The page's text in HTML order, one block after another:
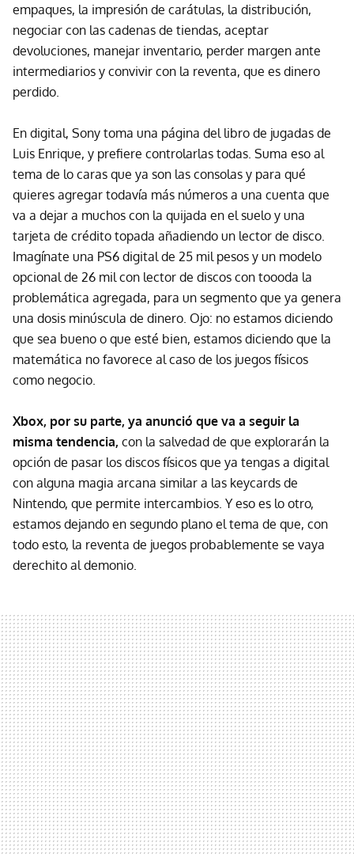
empaques, la impresión de carátulas, la distribución,
negociar con las cadenas de tiendas, aceptar
devoluciones, manejar inventario, perder margen ante
intermediarios y convivir con la reventa, que es dinero
perdido.
En digital, Sony toma una página del libro de jugadas de
Luis Enrique, y prefiere controlarlas todas. Suma eso al
tema de lo caras que ya son las consolas y para qué
quieres agregar todavía más números a una cuenta que
va a dejar a muchos con la quijada en el suelo y una
tarjeta de crédito topada añadiendo un lector de disco.
Imagínate una PS6 digital de 25 mil pesos y un modelo
opcional de 26 mil con lector de discos con toooda la
problemática agregada, para un segmento que ya genera
una dosis minúscula de dinero. Ojo: no estamos diciendo
que sea bueno o que esté bien, estamos diciendo que la
matemática no favorece al caso de los juegos físicos
como negocio.
Xbox, por su parte, ya anunció que va a seguir la
misma tendencia, con la salvedad de que explorarán la
opción de pasar los discos físicos que ya tengas a digital
con alguna magia arcana similar a las keycards de
Nintendo, que permite intercambios. Y eso es lo otro,
estamos dejando en segundo plano el tema de que, con
todo esto, la reventa de juegos probablemente se vaya
derechito al demonio.